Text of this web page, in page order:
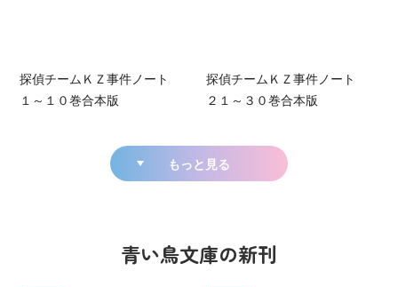
探偵チームＫＺ事件ノート
１～１０巻合本版
探偵チームＫＺ事件ノート
２１～３０巻合本版
もっと見る
青い鳥文庫の新刊